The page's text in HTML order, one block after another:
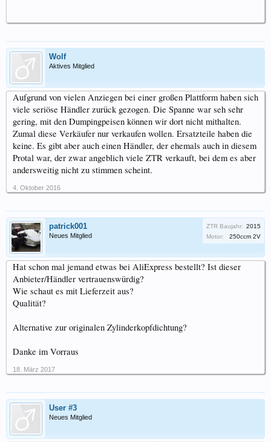
Wolf
Aktives Mitglied
Aufgrund von vielen Anziegen bei einer großen Plattform haben sich
viele seriöse Händler zurück gezogen. Die Spanne war seh sehr
gering, mit den Dumpingpeisen können wir dort nicht mithalten.
Zumal diese Verkäufer nur verkaufen wollen. Ersatzteile haben die
keine. Es gibt aber auch einen Händler, der ehemals auch in diesem
Protal war, der zwar angeblich viele ZTR verkauft, bei dem es aber
andersweitig nicht zu stimmen scheint.
4. Oktober 2016
patrick001
Neues Mitglied
ZTR Baujahr: 2015
Motor:
250ccm 2V
Hat schon mal jemand etwas bei AliExpress bestellt? Ist dieser
Anbieter/Händler vertrauenswürdig?
Wie schaut es mit Lieferzeit aus?
Qualität?
Alternative zur originalen Zylinderkopfdichtung?
Danke im Vorraus
18. März 2017
User #3
Neues Mitglied